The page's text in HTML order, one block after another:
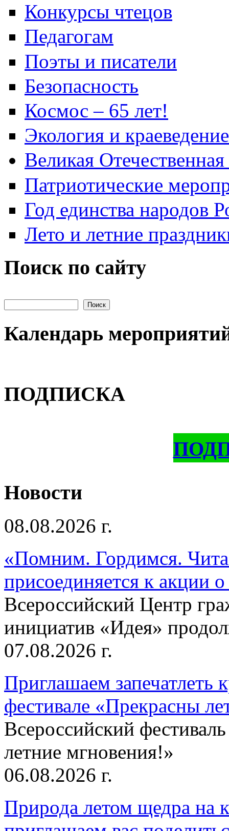
Конкурсы чтецов
Педагогам
Поэты и писатели
Безопасность
Космос – 65 лет!
Экология и краеведение
Великая
Патриотические
Год единства народов
Лето и летние
Поиск по сайту
Календарь
ПОДПИСКА
Новости
08.08.2026 г.
«Помним. Гордимся.
присоединяется к акции
Всероссийский Центр
инициатив «Идея»
07.08.2026 г.
Приглашаем запечатлеть
фестивале «Прекрасны
Всероссийский
летние мгновения!»
06.08.2026 г.
Природа летом щедра на